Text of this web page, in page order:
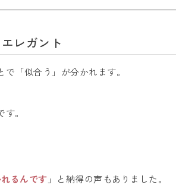
レガント
で「似合う」が分かれます。
。
るんです 」と納得の声もありました。